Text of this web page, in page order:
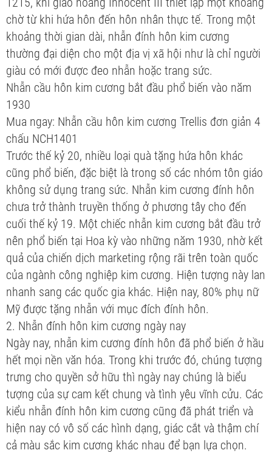
chờ từ khi hứa hôn đến hôn nhân thực tế. Trong một
khoảng thời gian dài, nhẫn đính hôn kim cương
thường đại diện cho một địa vị xã hội như là chỉ người
giàu có mới được đeo nhẫn hoặc trang sức.
Nhẫn cầu hôn kim cương bắt đầu phổ biến vào năm
1930
Mua ngay: Nhẫn cầu hôn kim cương Trellis đơn giản 4
chấu NCH1401
Trước thế kỷ 20, nhiều loại quà tặng hứa hôn khác
cũng phổ biến, đặc biệt là trong số các nhóm tôn giáo
không sử dụng trang sức. Nhẫn kim cương đính hôn
chưa trở thành truyền thống ở phương tây cho đến
cuối thế kỷ 19. Một chiếc nhẫn kim cương bắt đầu trở
nên phổ biến tại Hoa kỳ vào những năm 1930, nhờ kết
quả của chiến dịch marketing rộng rãi trên toàn quốc
của ngành công nghiệp kim cương. Hiện tượng này lan
nhanh sang các quốc gia khác. Hiện nay, 80% phụ nữ
Mỹ được tặng nhẫn với mục đích đính hôn.
2. Nhẫn đính hôn kim cương ngày nay
Ngày nay, nhẫn kim cương đính hôn đã phổ biến ở hầu
hết mọi nền văn hóa. Trong khi trước đó, chúng tượng
trưng cho quyền sở hữu thì ngày nay chúng là biểu
tượng của sự cam kết chung và tình yêu vĩnh cửu. Các
kiểu nhẫn đính hôn kim cương cũng đã phát triển và
hiện nay có vô số các hình dạng, giác cắt và thậm chí
cả màu sắc kim cương khác nhau để bạn lựa chọn.